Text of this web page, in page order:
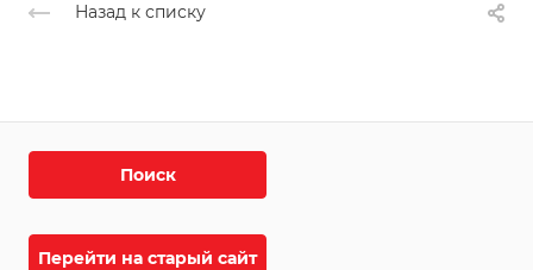
Назад к списку
Поиск
Перейти на старый сайт